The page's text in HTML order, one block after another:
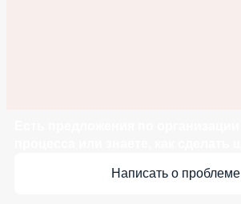
Написать о проблеме